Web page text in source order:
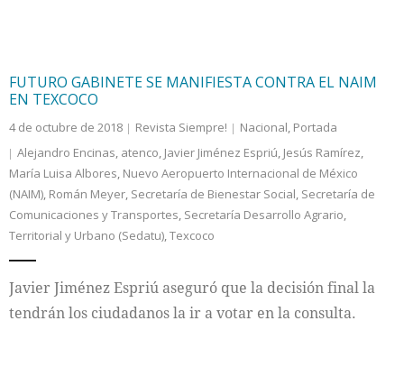
FUTURO GABINETE SE MANIFIESTA CONTRA EL NAIM
EN TEXCOCO
4 de octubre de 2018 Revista Siempre! Nacional, Portada
Alejandro Encinas, atenco, Javier Jiménez Espriú, Jesús Ramírez,
María Luisa Albores, Nuevo Aeropuerto Internacional de México
(NAIM), Román Meyer, Secretaría de Bienestar Social, Secretaría de
Comunicaciones y Transportes, Secretaría Desarrollo Agrario,
Territorial y Urbano (Sedatu),Texcoco
Javier Jiménez Espriú aseguró que la decisión final la
tendrán los ciudadanos la ir a votar en la consulta.